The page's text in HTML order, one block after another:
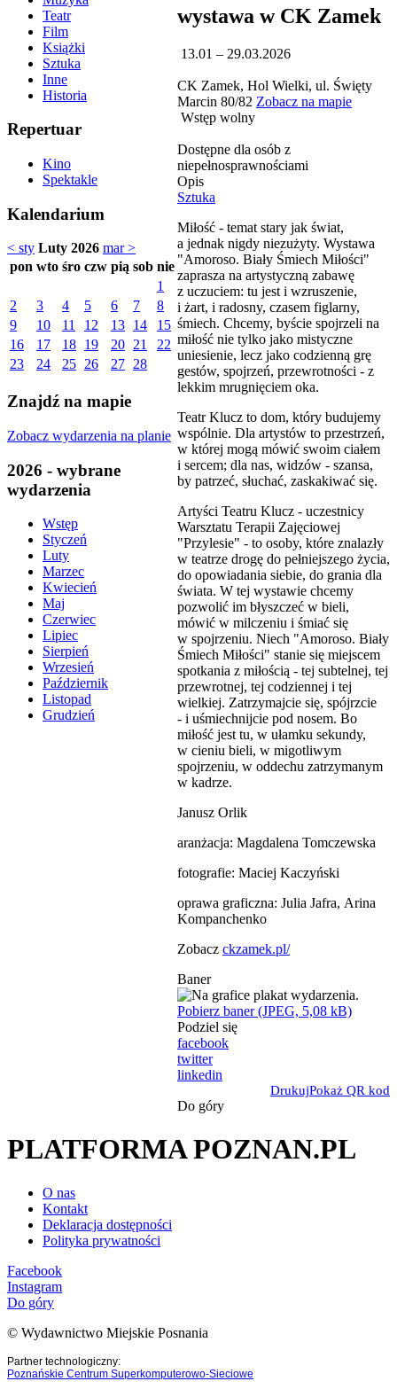
Teatr
Film
Książki
Sztuka
Inne
Historia
Repertuar
Kino
Spektakle
Kalendarium
< sty Luty 2026 mar >
pon wto śro czw pią sob nie
1
2
3 4 5 6 7
8
9
10 11 12 13 14
15
16
17 18 19 20 21
22
23
24 25 26 27 28
Znajdź na mapie
Zobacz wydarzenia na planie
2026 - wybrane
wydarzenia
Wstęp
Styczeń
Luty
Marzec
Kwiecień
Maj
Czerwiec
Lipiec
Sierpień
Wrzesień
Październik
Listopad
Grudzień
wystawa w CK Zamek
13.01 – 29.03.2026
CK Zamek, Hol Wielki, ul. Święty
Marcin 80/82 Zobacz na mapie
Wstęp wolny
Dostępne dla osób z
niepełnosprawnościami
Opis
Sztuka
Miłość - temat stary jak świat,
a jednak nigdy niezużyty. Wystawa
"Amoroso. Biały Śmiech Miłości"
zaprasza na artystyczną zabawę
z uczuciem: tu jest i wzruszenie,
i żart, i radosny, czasem figlarny,
śmiech. Chcemy, byście spojrzeli na
miłość nie tylko jako mistyczne
uniesienie, lecz jako codzienną grę
gestów, spojrzeń, przewrotności - z
lekkim mrugnięciem oka.
Teatr Klucz to dom, który budujemy
wspólnie. Dla artystów to przestrzeń,
w której mogą mówić swoim ciałem
i sercem; dla nas, widzów - szansa,
by patrzeć, słuchać, zaskakiwać się.
Artyści Teatru Klucz - uczestnicy
Warsztatu Terapii Zajęciowej
"Przylesie" - to osoby, które znalazły
w teatrze drogę do pełniejszego życia,
do opowiadania siebie, do grania dla
świata. W tej wystawie chcemy
pozwolić im błyszczeć w bieli,
mówić w milczeniu i śmiać się
w spojrzeniu. Niech "Amoroso. Biały
Śmiech Miłości" stanie się miejscem
spotkania z miłością - tej subtelnej, tej
przewrotnej, tej codziennej i tej
wielkiej. Zatrzymajcie się, spójrzcie
- i uśmiechnijcie pod nosem. Bo
miłość jest tu, w ułamku sekundy,
w cieniu bieli, w migotliwym
spojrzeniu, w oddechu zatrzymanym
w kadrze.
Janusz Orlik
aranżacja: Magdalena Tomczewska
fotografie: Maciej Kaczyński
oprawa graficzna: Julia Jafra, Arina
Kompanchenko
Zobacz ckzamek.pl/
Baner
Pobierz baner (JPEG, 5,08 kB)
Podziel się
facebook
twitter
linkedin
DrukujPokaż QR kod
Do góry
PLATFORMA POZNAN.PL
O nas
Kontakt
Deklaracja dostępności
Polityka prywatności
Facebook
Instagram
Do góry
© Wydawnictwo Miejskie Posnania
Partner technologiczny:
Poznańskie Centrum Superkomputerowo-Sieciowe